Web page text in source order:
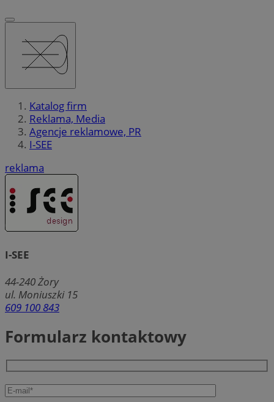
Katalog firm
Reklama, Media
Agencje reklamowe, PR
I-SEE
reklama
I-SEE
44-240Żory
ul. Moniuszki 15
609 100 843
Formularz kontaktowy